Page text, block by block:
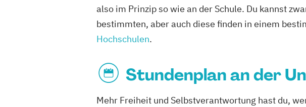
also im Prinzip so wie an der Schule. Du kannst
bestimmten, aber auch diese finden in einem
Hochschulen.
Stundenplan an der
Mehr Freiheit und Selbstverantwortung hast du,